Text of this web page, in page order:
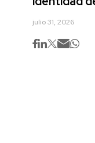
julio 31, 2026